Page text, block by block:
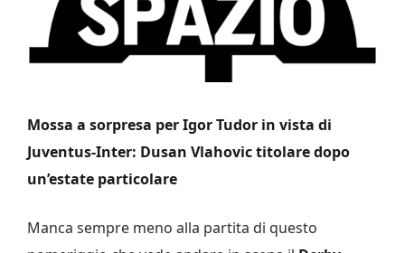
Mossa a sorpresa per Igor Tudor in vista di
Juventus-Inter: Dusan Vlahovic titolare dopo
un’estate particolare
Manca sempre meno alla partita di questo